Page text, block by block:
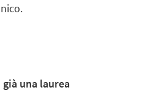
una laurea